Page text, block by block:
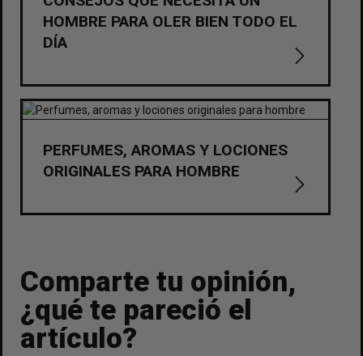
HOMBRE PARA OLER BIEN TODO EL
DÍA
PERFUMES, AROMAS Y LOCIONES
ORIGINALES PARA HOMBRE
Comparte tu opinión,
¿qué te pareció el
artículo?